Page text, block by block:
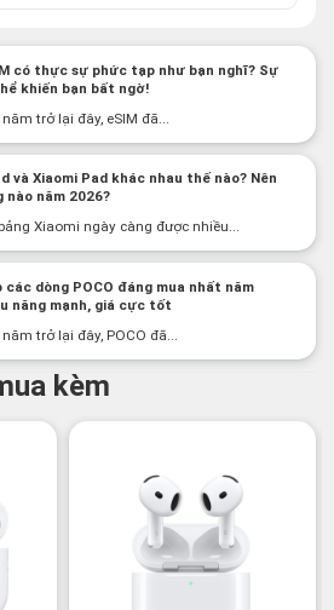
có thực sự phức tạp như bạn nghĩ? Sự
khiến bạn bất ngờ!
trở lại đây, eSIM đã...
và Xiaomi Pad khác nhau thế nào? Nên
nào năm 2026?
Xiaomi ngày càng được nhiều...
các dòng POCO đáng mua nhất năm
năng mạnh, giá cực tốt
trở lại đây, POCO đã...
kèm